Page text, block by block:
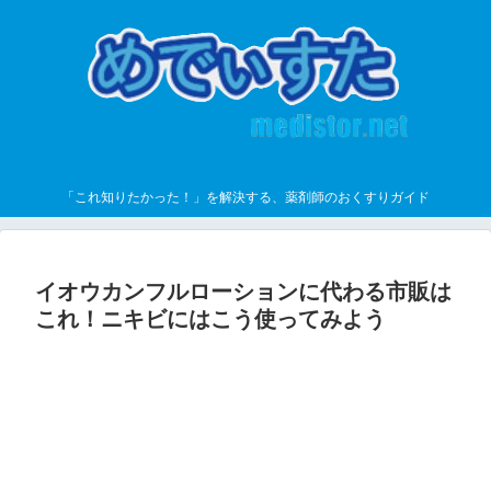
「これ知りたかった！」を解決する、薬剤師のおくすりガイド
イオウカンフルローションに代わる市販は
これ！ニキビにはこう使ってみよう